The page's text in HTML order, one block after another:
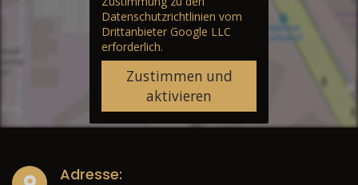
Datenschutzrichtlinien vom
Drittanbieter Google LLC
erforderlich.
Zustimmen und
aktivieren
Adresse: